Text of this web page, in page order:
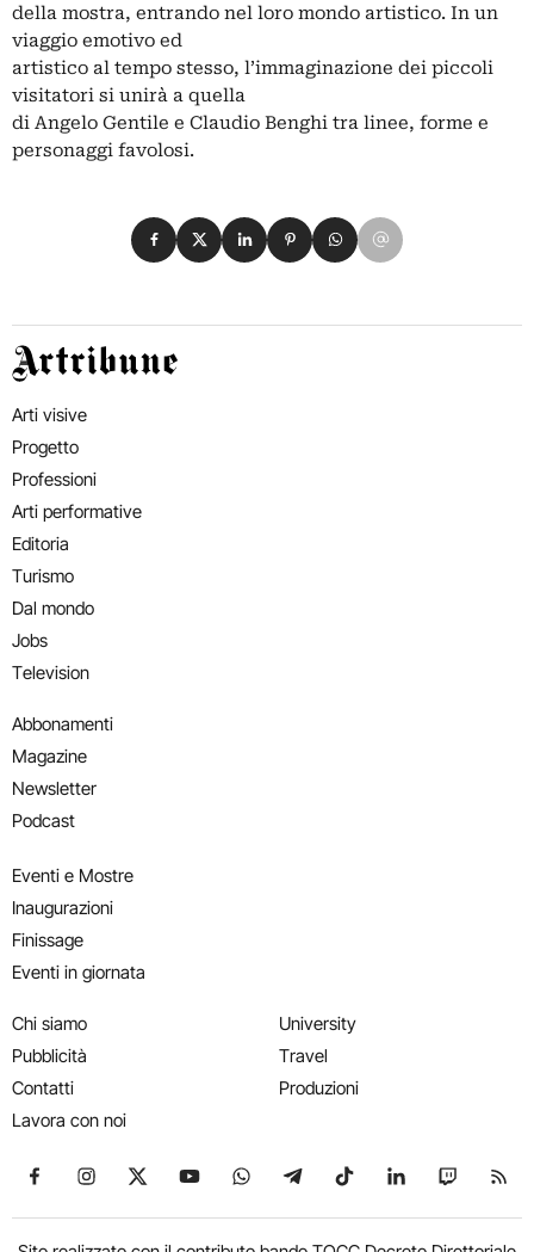
della mostra, entrando nel loro mondo artistico. In un
viaggio emotivo ed
artistico al tempo stesso, l’immaginazione dei piccoli
visitatori si unirà a quella
di Angelo Gentile e Claudio Benghi tra linee, forme e
personaggi favolosi.
Condividi su Facebook
Condividi su X
Condividi su LinkedIn
Condividi su Pinterest
Condividi su WhatsApp
Condividi su Email
Artribune
Arti visive
Progetto
Professioni
Arti performative
Editoria
Turismo
Dal mondo
Jobs
Television
Abbonamenti
Magazine
Newsletter
Podcast
Eventi e Mostre
Inaugurazioni
Finissage
Eventi in giornata
Chi siamo
Pubblicità
Contatti
Lavora con noi
University
Travel
Produzioni
Seguici su Facebook
Seguici su Instagram
Seguici su X
Seguici su YouTube
Seguici su WhatsApp
Seguici su Telegram
Seguici su TikTok
Seguici su
Seguici